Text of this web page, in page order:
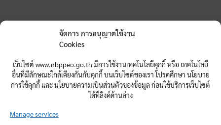
จัดการ การอนุญาตใช้งาน
Cookies
เว็บไซต์ www.nbppeo.go.th มีการใช้งานเทคโนโลยีคุกกี้ หรือ เทคโนโลยี
อื่นที่มีลักษณะใกล้เคียงกันกับคุกกี้ บนเว็บไซต์ของเรา โปรดศึกษา นโยบาย
การใช้คุกกี้ และ นโยบายความเป็นส่วนตัวของข้อมูล ก่อนใช้บริการเว็บไซต์
ได้ที่ลิงค์ด้านล่าง
Manage services